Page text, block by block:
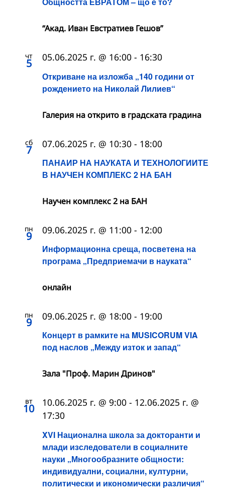
“Акад. Иван Евстратиев Гешов”
чт
5
Откриване на изложба „140 години от
рождението на Николай Лилиев“
05.06.2025 г. @ 16:00 - 16:30
Галерия на открито в градската градина
сб
7
ПАНАИР НА НАУКАТА И ТЕХНОЛОГИИТЕ
В НАУЧЕН КОМПЛЕКС 2 НА БАН
07.06.2025 г. @ 10:30 - 18:00
Научен комплекс 2 на БАН
пн
9
Информационна среща, посветена на
програма „Предприемачи в науката“
09.06.2025 г. @ 11:00 - 12:00
онлайн
пн
9
Концерт в рамките на MUSICORUM VIA
под наслов „Между изток и запад“
09.06.2025 г. @ 18:00 - 19:00
Зала "Проф. Марин Дринов"
вт
10
XVI Национална школа за докторанти и
млади изследователи в социалните
науки „Многообразните общности:
индивидуални, социални, културни,
политически и икономически различия“
10.06.2025 г. @ 9:00 - 12.06.2025 г. @
17:30